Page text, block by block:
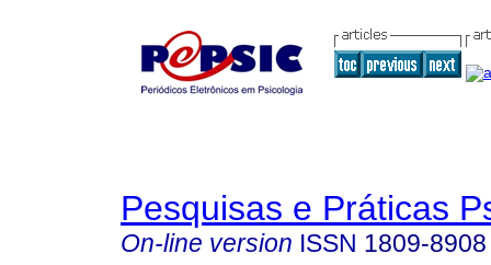
Pesquisas e Práticas
On-line version ISSN 1809-8908